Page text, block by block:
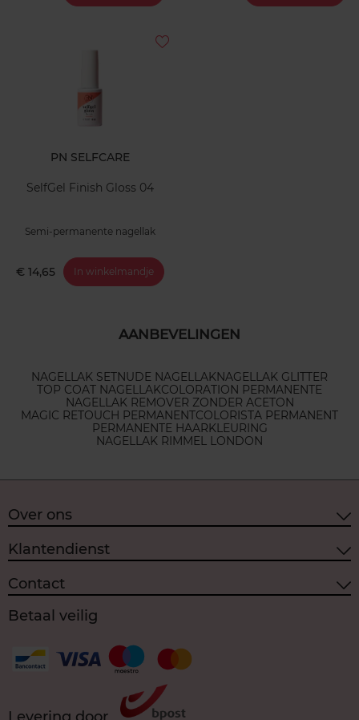
PN SELFCARE
SelfGel Finish Gloss 04
Semi-permanente nagellak
€ 14,65 In winkelmandje
AANBEVELINGEN
NAGELLAK SETNUDE NAGELLAKNAGELLAK GLITTER
TOP COAT NAGELLAKCOLORATION PERMANENTE
NAGELLAK REMOVER ZONDER ACETON
MAGIC RETOUCH PERMANENTCOLORISTA PERMANENT
PERMANENTE HAARKLEURING
NAGELLAK RIMMEL LONDON
Over ons
Klantendienst
Contact
Betaal veilig